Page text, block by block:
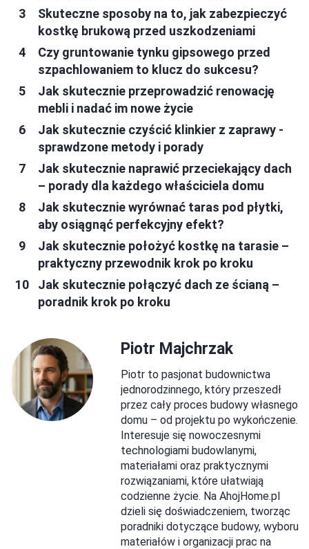
Skuteczne sposoby na to, jak zabezpieczyć
kostkę brukową przed uszkodzeniami
Czy gruntowanie tynku gipsowego przed
szpachlowaniem to klucz do sukcesu?
Jak skutecznie przeprowadzić renowację
mebli i nadać im nowe życie
Jak skutecznie czyścić klinkier z zaprawy -
sprawdzone metody i porady
Jak skutecznie naprawić przeciekający dach
– porady dla każdego właściciela domu
Jak skutecznie wyrównać taras pod płytki,
aby osiągnąć perfekcyjny efekt?
Jak skutecznie położyć kostkę na tarasie –
praktyczny przewodnik krok po kroku
Jak skutecznie połączyć dach ze ścianą –
poradnik krok po kroku
Piotr Majchrzak
Piotr to pasjonat budownictwa
jednorodzinnego, który przeszedł
przez cały proces budowy własnego
domu – od projektu po wykończenie.
Interesuje się nowoczesnymi
technologiami budowlanymi,
materiałami oraz praktycznymi
rozwiązaniami, które ułatwiają
codzienne życie. Na AhojHome.pl
dzieli się doświadczeniem, tworząc
poradniki dotyczące budowy, wyboru
materiałów i organizacji prac na